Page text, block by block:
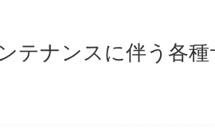
テナンスに伴う各